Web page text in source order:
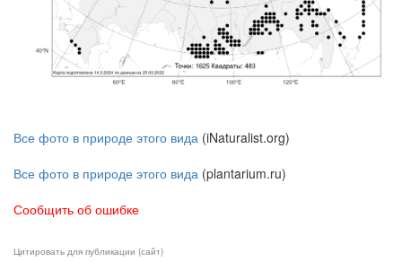
Все фото в природе этого вида (iNaturalist.org)
Все фото в природе этого вида (plantarium.ru)
Сообщить об ошибке
Цитировать для публикации (сайт)